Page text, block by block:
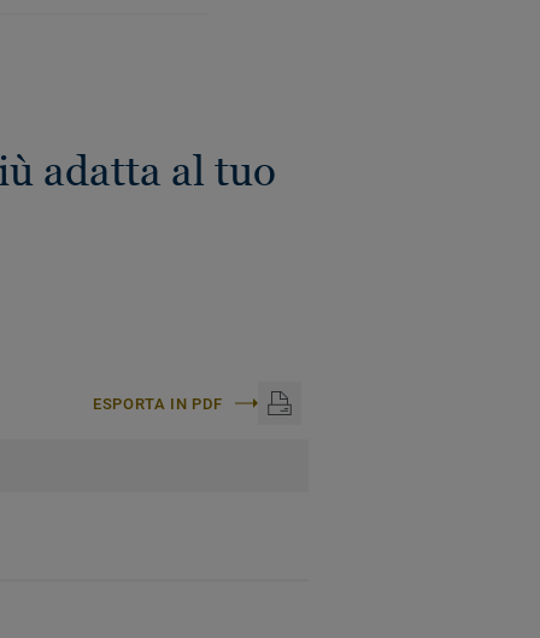
adatta al tuo
ESPORTA IN PDF